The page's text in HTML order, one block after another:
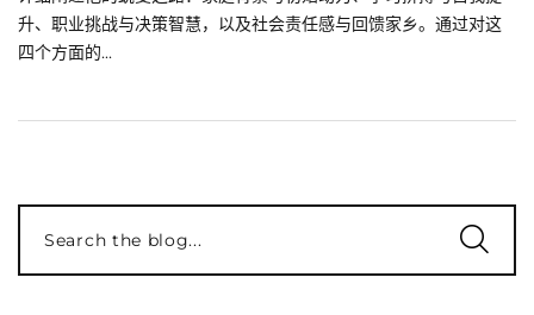
升、职业挑战与决策智慧，以及社会责任感与回馈家乡。通过对这
四个方面的...
Search the blog...